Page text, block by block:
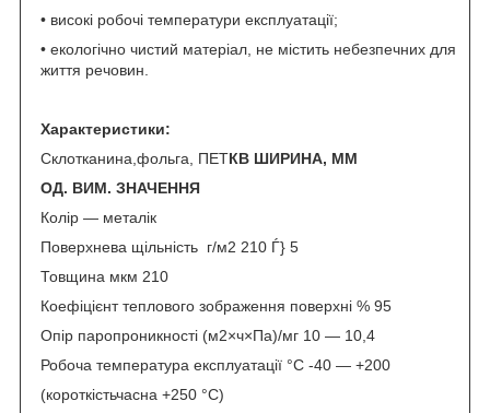
• високі робочі температури експлуатації;
• екологічно чистий матеріал, не містить небезпечних для
життя речовин.
Характеристики:
Склотканина,фольга, ПЕТКВ ШИРИНА, ММ
ОД. ВИМ. ЗНАЧЕННЯ
Колір — металік
Поверхнева щільність г/м2 210 Ѓ} 5
Товщина мкм 210
Коефіцієнт теплового зображення поверхні % 95
Опір паропроникності (м2×ч×Па)/мг 10 — 10,4
Робоча температура експлуатації °C -40 — +200
(короткістьчасна +250 °C)